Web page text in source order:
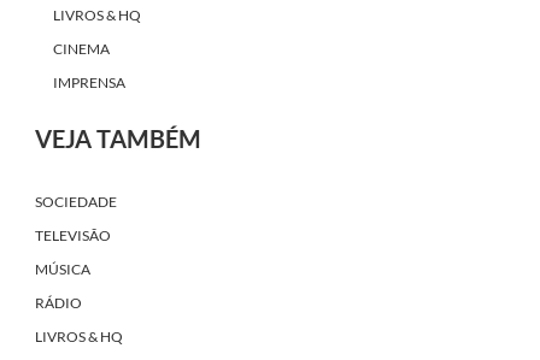
LIVROS & HQ
CINEMA
IMPRENSA
VEJA TAMBÉM
SOCIEDADE
TELEVISÃO
MÚSICA
RÁDIO
LIVROS & HQ